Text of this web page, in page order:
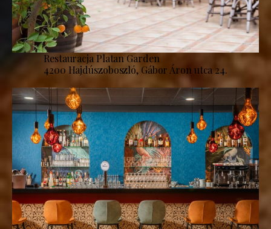
Restauracja Platan Garden
4200 Hajdúszoboszló, Gábor Áron utca 24.